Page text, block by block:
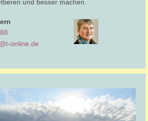
und besser machen.
online.de